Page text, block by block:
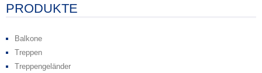
PRODUKTE
Balkone
Treppen
Treppengeländer